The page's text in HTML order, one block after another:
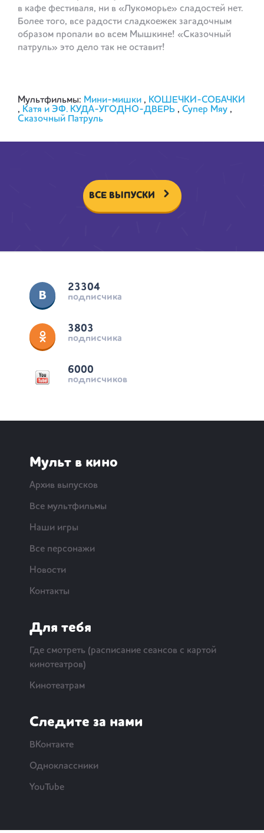
в кафе фестиваля, ни в «Лукоморье» сладостей нет.
Более того, все радости сладкоежек загадочным
образом пропали во всем Мышкине! «Сказочный
патруль» это дело так не оставит!
Мультфильмы: Мини-мишки , КОШЕЧКИ-СОБАЧКИ
, Катя и ЭФ. КУДА-УГОДНО-ДВЕРЬ , Супер Мяу ,
Сказочный Патруль
ВСЕ ВЫПУСКИ
23304
подписчика
3803
подписчика
6000
подписчиков
Мульт в кино
Архив выпусков
Все мультфильмы
Наши игры
Все персонажи
Новости
Контакты
Для тебя
Где смотреть (расписание сеансов с картой
кинотеатров)
Кинотеатрам
Следите за нами
ВКонтакте
Одноклассники
YouTube